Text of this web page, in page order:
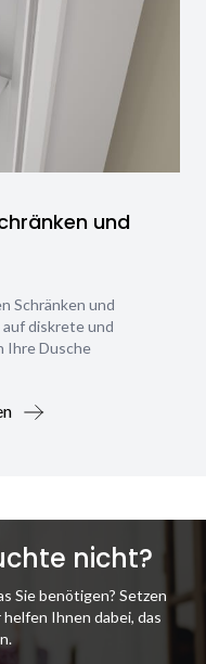
und
Schränken und
auf diskrete und
Ihre Dusche
nicht?
Sie benötigen? Setzen
Ihnen dabei, das